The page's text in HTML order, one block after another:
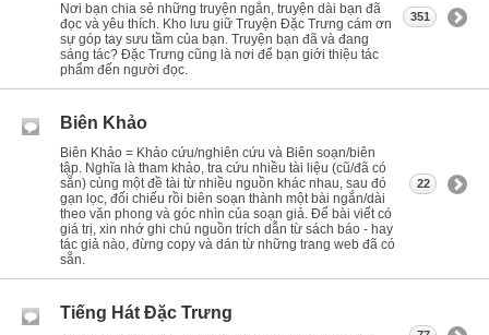
Nơi bạn chia sẻ những truyện ngắn, truyện dài bạn đã
đọc và yêu thích. Kho lưu giữ Truyện Đặc Trưng cám ơn
sự góp tay sưu tầm của bạn. Truyện bạn đã và đang
sáng tác? Đặc Trưng cũng là nơi để bạn giới thiệu tác
phẩm đến người đọc.
351
Biên Khảo
Biên Khảo = Khảo cứu/nghiên cứu và Biên soạn/biên
tập. Nghĩa là tham khảo, tra cứu nhiều tài liệu (cũ/đã có
sẵn) cùng một đề tài từ nhiều nguồn khác nhau, sau đó
gạn lọc, đối chiếu rồi biên soạn thành một bài ngắn/dài
theo văn phong và góc nhìn của soạn giả. Để bài viết có
giá trị, xin nhớ ghi chú nguồn trích dẫn từ sách báo - hay
tác giả nào, đừng copy và dán từ những trang web đã có
sẵn.
22
Tiếng Hát Đặc Trưng